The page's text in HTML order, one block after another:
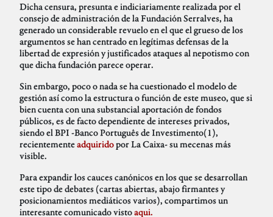
Dicha censura, presunta e indiciariamente realizada por el
consejo de administración de la Fundación Serralves, ha
generado un considerable revuelo en el que el grueso de los
argumentos se han centrado en legítimas defensas de la
libertad de expresión y justificados ataques al nepotismo con
que dicha fundación parece operar.
Sin embargo, poco o nada se ha cuestionado el modelo de
gestión así como la estructura o función de este museo, que si
bien cuenta con una substancial aportación de fondos
públicos, es de facto dependiente de intereses privados,
siendo el BPI -Banco Português de Investimento(1),
recientementeadquiridopor La Caixa- su mecenas más
visible.
Para expandir los cauces canónicos en los que se desarrollan
este tipo de debates (cartas abiertas, abajo firmantes y
posicionamientos mediáticos varios), compartimos un
interesante comunicado vistoaqui.